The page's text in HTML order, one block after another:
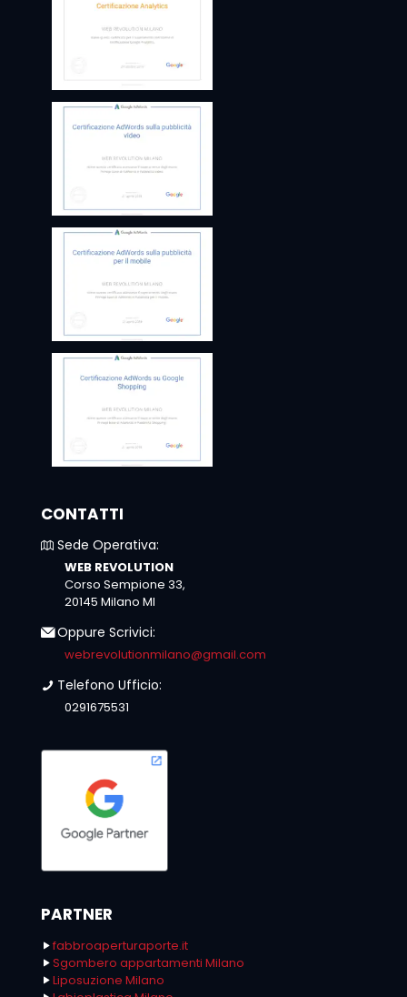
CONTATTI
Sede Operativa:
WEB REVOLUTION
Corso Sempione 33,
20145 Milano MI
Oppure Scrivici:
webrevolutionmilano@gmail.com
Telefono Ufficio:
0291675531
PARTNER
fabbroaperturaporte.it
Sgombero appartamenti Milano
Liposuzione Milano